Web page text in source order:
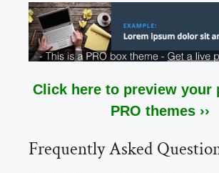
Click here to preview your
PRO themes ››
Frequently Asked